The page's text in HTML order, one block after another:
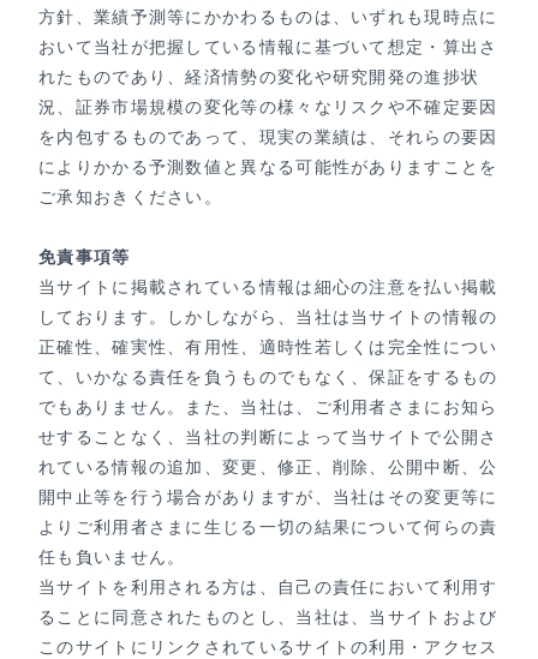
方針、業績予測等にかかわるものは、いずれも現時点に
おいて当社が把握している情報に基づいて想定・算出さ
れたものであり、経済情勢の変化や研究開発の進捗状
況、証券市場規模の変化等の様々なリスクや不確定要因
を内包するものであって、現実の業績は、それらの要因
によりかかる予測数値と異なる可能性がありますことを
ご承知おきください。
免責事項等
当サイトに掲載されている情報は細心の注意を払い掲載
しております。しかしながら、当社は当サイトの情報の
正確性、確実性、有用性、適時性若しくは完全性につい
て、いかなる責任を負うものでもなく、保証をするもの
でもありません。また、当社は、ご利用者さまにお知ら
せすることなく、当社の判断によって当サイトで公開さ
れている情報の追加、変更、修正、削除、公開中断、公
開中止等を行う場合がありますが、当社はその変更等に
よりご利用者さまに生じる一切の結果について何らの責
任も負いません。
当サイトを利用される方は、自己の責任において利用す
ることに同意されたものとし、当社は、当サイトおよび
このサイトにリンクされているサイトの利用・アクセス